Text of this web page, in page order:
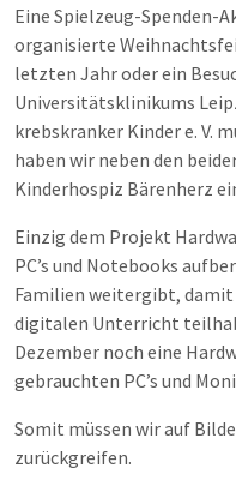
Eine Spielzeug-Spenden-
organisierte
letzten Jahr oder ein
Universitätsklinikums
krebskranker Kinder e. V.
haben wir neben den
Kinderhospiz Bärenherz
Einzig dem Projekt
PC’s und Notebooks
Familien weitergibt, damit
digitalen Unterricht
Dezember noch eine
gebrauchten PC’s und
Somit müssen wir auf
zurückgreifen.